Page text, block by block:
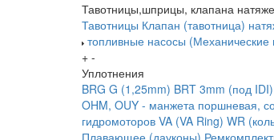
Тавотницы,шприцы, клапана
Тавотницы Клапан (тавотница)
топливные насосы (Механические
+ -
Уплотнения
BRG G (1,25mm) BRT 3mm (под IDI)
OHM, OUY - манжета поршневая,
гидромоторов VA (VA Ring) WR